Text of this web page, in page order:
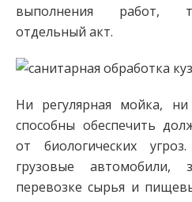
выполнения работ,
отдельный акт.
Ни регулярная мойка,
способны обеспечить
от биологических
грузовые автомобили,
перевозке сырья и